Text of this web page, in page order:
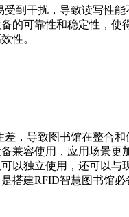
受到干扰，导致读写性
的可靠性和稳定性，
性。
，导致图书馆在整合
兼容使用，应用场景
以独立使用，还可以
搭建RFID智慧图书馆必